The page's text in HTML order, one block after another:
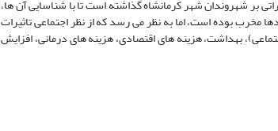
بر شهروندان شهر کرمانشاه گذاشته است تا با شناسایی آن ها،
مخرب بوده است، اما به نظر می رسد که از نظر اجتماعی تاثیرات
بهداشت، هزینه های اقتصادی، هزینه های درمانی، افزایش